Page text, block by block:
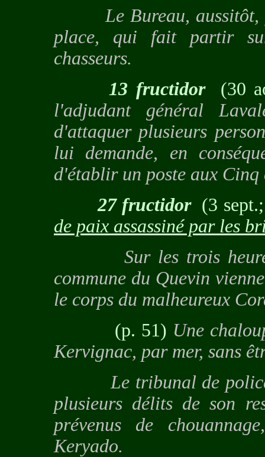
Le Bureau, aussitôt,
place, qui fait partir
chasseurs.
13 fructidor
(30
l'adjudant général
d'attaquer plusieurs
lui demande, en
d'établir un poste aux Cinq
27 fructidor (3
de paix assassiné par les
Sur les trois heures,
commune du Quevin
le corps du malheureux
(p. 51) Une
Kervignac, par mer, sans
Le tribunal de police
plusieurs délits de son
prévenus de
Keryado.